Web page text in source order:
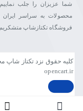
شما عزیزان را جلب
محصولات به سراسر ایران
فروشگاه تکتازشاپ
کلیه حقوق نزد تکتاز
opencart.ir